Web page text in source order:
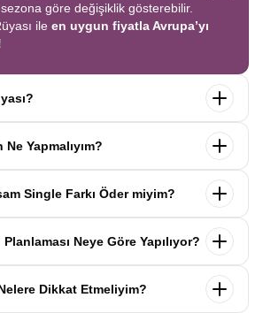
göre değişiklik gösterebilir.
ile en uygun fiyatla Avrupa’yı
tek seferde birçok
tur ücreti yok, tüm geziler fiyata
ile Avrupa’yı en keyifli şekilde yaşayın.
Yapmalıyım?
onaylayın.İlk taksitiödediğinizde
Single Farkı Öder miyim?
Euro’ya varan single farkı
seyahat edebilirsiniz.
Neye Göre Yapılıyor?
uzman
tarafından önceden test edilip
en
Dikkat Etmeliyim?